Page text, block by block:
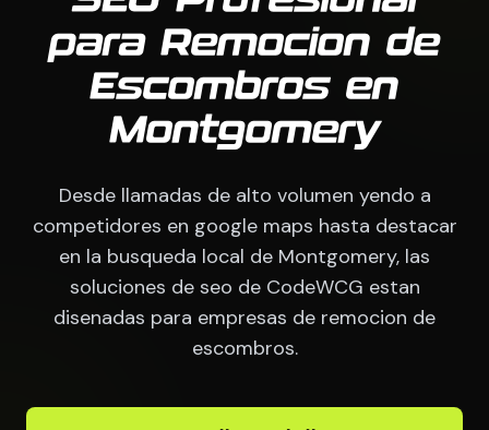
para Remocion de
Escombros en
Montgomery
Desde llamadas de alto volumen yendo a
competidores en google maps hasta destacar
en la busqueda local de Montgomery, las
soluciones de seo de CodeWCG estan
disenadas para empresas de remocion de
escombros.